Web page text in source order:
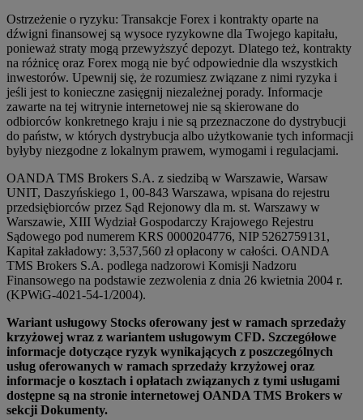
Ostrzeżenie o ryzyku: Transakcje Forex i kontrakty oparte na
dźwigni finansowej są wysoce ryzykowne dla Twojego kapitału,
ponieważ straty mogą przewyższyć depozyt. Dlatego też, kontrakty
na różnicę oraz Forex mogą nie być odpowiednie dla wszystkich
inwestorów. Upewnij się, że rozumiesz związane z nimi ryzyka i
jeśli jest to konieczne zasięgnij niezależnej porady. Informacje
zawarte na tej witrynie internetowej nie są skierowane do
odbiorców konkretnego kraju i nie są przeznaczone do dystrybucji
do państw, w których dystrybucja albo użytkowanie tych informacji
byłyby niezgodne z lokalnym prawem, wymogami i regulacjami.
OANDA TMS Brokers S.A. z siedzibą w Warszawie, Warsaw
UNIT, Daszyńskiego 1, 00-843 Warszawa, wpisana do rejestru
przedsiębiorców przez Sąd Rejonowy dla m. st. Warszawy w
Warszawie, XIII Wydział Gospodarczy Krajowego Rejestru
Sądowego pod numerem KRS 0000204776, NIP 5262759131,
Kapitał zakładowy: 3,537,560 zł opłacony w całości. OANDA
TMS Brokers S.A. podlega nadzorowi Komisji Nadzoru
Finansowego na podstawie zezwolenia z dnia 26 kwietnia 2004 r.
(KPWiG-4021-54-1/2004).
Wariant usługowy Stocks oferowany jest w ramach sprzedaży
krzyżowej wraz z wariantem usługowym CFD. Szczegółowe
informacje dotyczące ryzyk wynikających z poszczególnych
usług oferowanych w ramach sprzedaży krzyżowej oraz
informacje o kosztach i opłatach związanych z tymi usługami
dostępne są na stronie internetowej OANDA TMS Brokers w
sekcji Dokumenty.